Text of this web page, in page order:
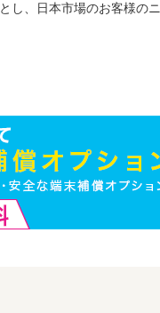
とし、日本市場のお客様の